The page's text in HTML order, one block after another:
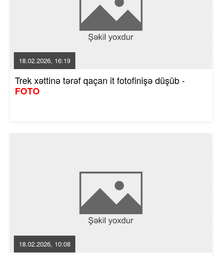
18.02.2026, 16:19
Trek xəttinə tərəf qaçan it fotofinişə düşüb -
FOTO
18.02.2026, 10:08